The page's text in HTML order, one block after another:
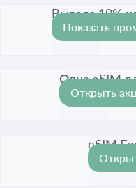
-10%
Выгода 10%
Срок акции
Показать
Одна eSIM
Срок акции
Открыть
-70%
eSIM
Срок